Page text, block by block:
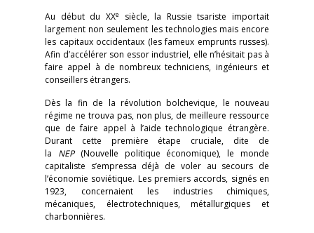
Au début du XXesiècle, la Russie tsariste importait
largement non seulement les technologies mais encore
les capitaux occidentaux (les fameux emprunts russes).
Afin d’accélérer son essor industriel, elle n’hésitait pas à
faire appel à de nombreux techniciens, ingénieurs et
conseillers étrangers.
Dès la fin de la révolution bolchevique, le nouveau
régime ne trouva pas, non plus, de meilleure ressource
que de faire appel à l’aide technologique étrangère.
Durant cette première étape cruciale, dite de
la NEP(Nouvelle politique économique), le monde
capitaliste s’empressa déjà de voler au secours de
l’économie soviétique. Les premiers accords, signés en
1923, concernaient les industries chimiques,
mécaniques, électrotechniques, métallurgiques et
charbonnières.